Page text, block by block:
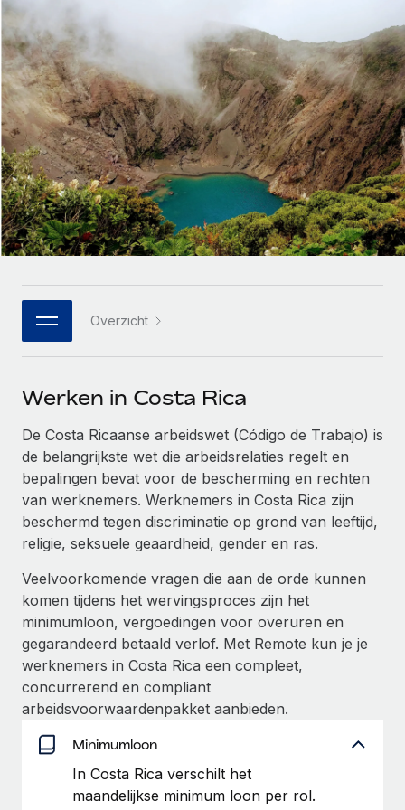
Zzp'ers internationaal onboarden en beheren
PEO
Ingewikkelde HR-taken eenvoudig uitbesteden
INFRASTRUCTUUR
Remote Embedded
HR naadloos in workflows integreren
Platform
Ingebouwde essentiële HR-functies voor je team
Integraties
Vraag een expert
Krijg hulp van global HR- en juridische experts
Achtergrondonderzoek
Vereenvoudig het screeningsproces van
kandidaten
Compliance Watchtower
Blijf compliance-risico's voor
Apparaatbeheer
Lever en track wereldwijd IT-middelen
Entiteiten oprichten
Stel snel compliant entiteiten op
Mobiliteit en overplaatsing
Plaats werknemers moeiteloos over
GROEIFASE
Start-ups
Flexibele global HR en payroll solutions voor groeiende
bedrijven
Mid-market
Teams uitbreiden met HR solutions op maat
Enterprise
Global HR voor grote bedrijven
WERK MET ONS SAMEN
Strategische technologiepartners
Een partner worden
Binnenkort beschikbaar
Integraties en advies over AI-automatiseringen
CASESTUDY'S
Hoe AI-pionier Weaviate zijn team met 120%
liet groeien met Remote
Weaviate in één oogopslag Weaviate bouwt open source,
AI-first infrastructuur. De missie van het...
Meer informatie
Reverse Tech's strategische samenwerking
met Remote voor contractor management en
payroll
Reverse Tech in een oogopslag Reverse Tech, een start-
Ontdek valuta-opties en betaalsnelheden voor
internationale zzp'ers
LEREN MET REMOTE
Onderzoek en gidsen
Casestudy's
HR-woordenlijst
Checklists en templates
Webinars
Newsroom
Inzicht in salaris en talent
Inzichtencentrum
Support
Alle bronnen bekijken
Global Payroll
Contractor Management
Belastingen
Naar de blog
Nederlands
Français
Deutsch
Español
Italiano
Português (Portugal)
日本語
한국어
Inloggen
Overzicht
Werken in Costa Rica
De Costa Ricaanse arbeidswet (Código de Trabajo) is
de belangrijkste wet die arbeidsrelaties regelt en
bepalingen bevat voor de bescherming en rechten
van werknemers. Werknemers in Costa Rica zijn
beschermd tegen discriminatie op grond van leeftijd,
religie, seksuele geaardheid, gender en ras.
Veelvoorkomende vragen die aan de orde kunnen
komen tijdens het wervingsproces zijn het
minimumloon, vergoedingen voor overuren en
gegarandeerd betaald verlof. Met Remote kun je je
werknemers in Costa Rica een compleet,
concurrerend en compliant
arbeidsvoorwaardenpakket aanbieden.
Minimumloon
In Costa Rica verschilt het
maandelijkse minimum loon per rol.